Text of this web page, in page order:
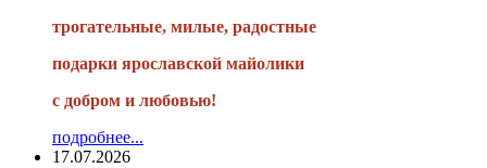
трогательные, милые, радостные
подарки ярославской майолики
с добром и любовью!
подробнее...
17.07.2026